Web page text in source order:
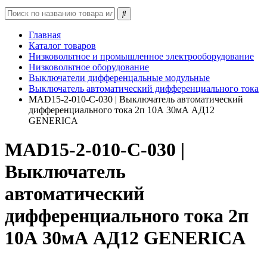
Главная
Каталог товаров
Низковольтное и промышленное электрооборудование
Низковольтное оборудование
Выключатели дифференцальные модульные
Выключатель автоматический дифференциального тока
MAD15-2-010-C-030 | Выключатель автоматический
дифференциального тока 2п 10А 30мА АД12
GENERICA
MAD15-2-010-C-030 |
Выключатель
автоматический
дифференциального тока 2п
10А 30мА АД12 GENERICA